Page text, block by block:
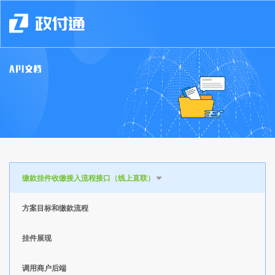
缴款挂件收缴接入流程接口（线上直联）
方案目标和缴款流程
挂件展现
调用商户后端